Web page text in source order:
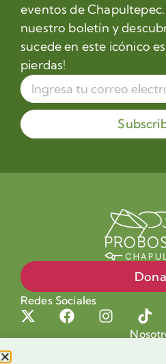
eventos de
nuestro boletín y
sucede en este icónico
pierdas!
Redes Sociales